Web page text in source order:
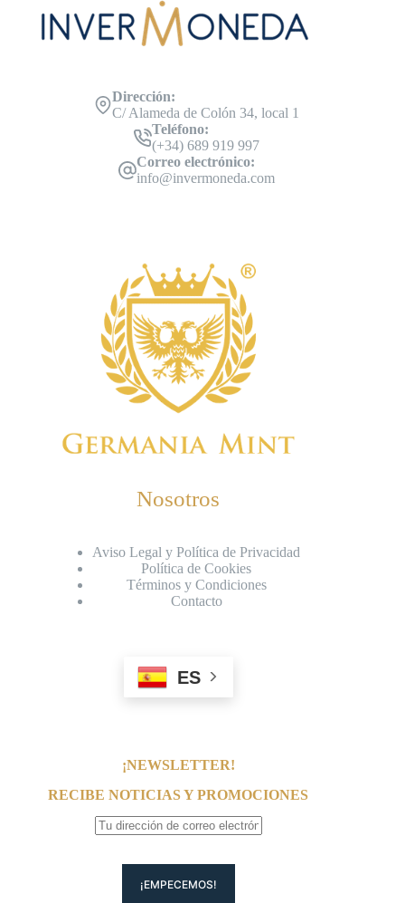
Dirección:
C/ Alameda de Colón 34, local 1
Teléfono:
(+34) 689 919 997
Correo electrónico:
info@invermoneda.com
Nosotros
Aviso Legal y Política de Privacidad
Política de Cookies
Términos y Condiciones
Contacto
ES
¡NEWSLETTER!
RECIBE NOTICIAS Y PROMOCIONES